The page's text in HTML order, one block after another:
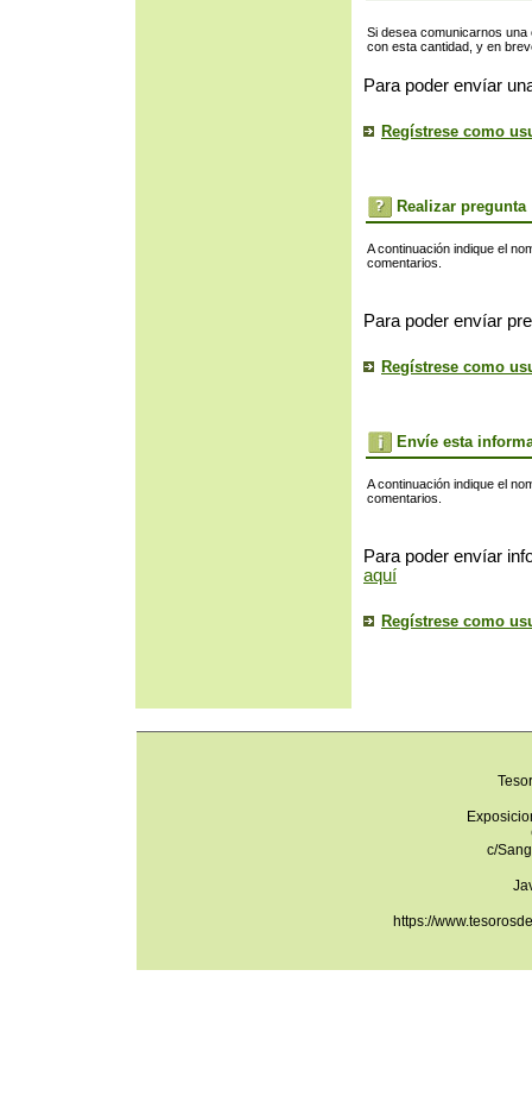
Si desea comunicarnos
con esta cantidad, y en
Para poder envíar
Regístrese como
Realizar pregunta
A continuación indique el
comentarios.
Para poder envíar
Regístrese como
Envíe esta
A continuación indique el
comentarios.
Para poder envíar
aquí
Regístrese como
c/
https://